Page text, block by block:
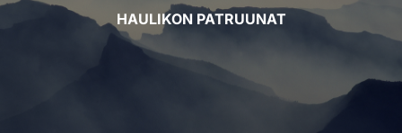
HAULIKON PATRUUNAT